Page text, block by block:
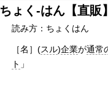
ちょく‐はん【直販】
読み方：ちょくはん
［名］(スル)企業が通常
ト 」